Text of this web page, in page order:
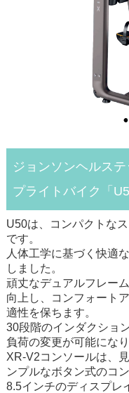
ジョンソンヘルス
プライトバイク「
U50は、コンパクトな
です。
人体工学に基づく快適
しました。
頑丈なデュアルフレー
向上し、コンフォート
適性を保ちます。
30段階のインダクショ
負荷の変更が可能になり
XR-V2コンソールは、
ンプルなボタン式のコ
8.5インチのディスプレ